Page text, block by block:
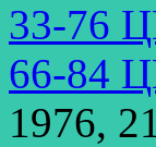
33-76
66-84
1976,